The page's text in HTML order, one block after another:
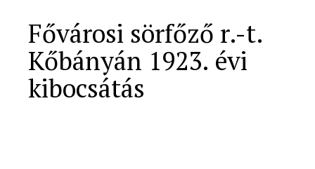
Fővárosi sörfőző r.-t.
Kőbányán 1923. évi
kibocsátás